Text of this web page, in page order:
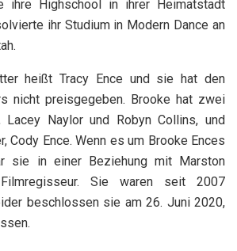
ihre Highschool in ihrer Heimatstadt
ihr Studium in Modern Dance an
heißt Tracy Ence und sie hat den
nicht preisgegeben. Brooke hat zwei
Lacey Naylor und Robyn Collins, und
Cody Ence. Wenn es um Brooke Ences
sie in einer Beziehung mit Marston
Sie waren seit 2007
beschlossen sie am 26. Juni 2020,